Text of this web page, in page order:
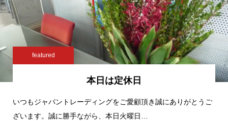
featured
本日は定休日
いつもジャパントレーディングをご愛顧頂き誠にありがとうご
ざいます。誠に勝手ながら、本日火曜日…